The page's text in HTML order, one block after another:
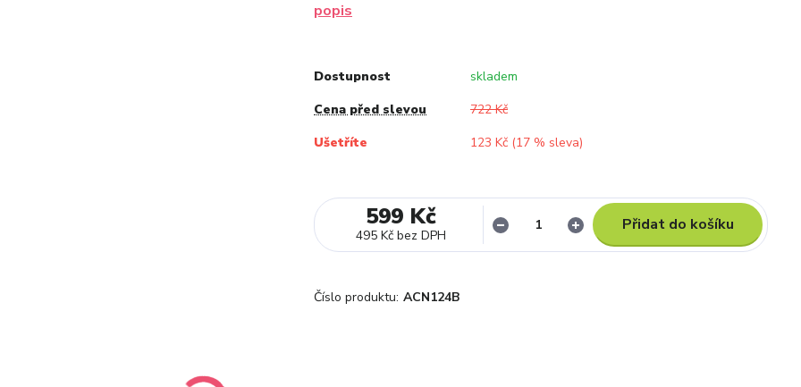
popis
Dostupnost
skladem
Cena před slevou
722 Kč
Ušetříte
123 Kč (17 % sleva)
599 Kč
495 Kč bez DPH
Přidat do košíku
Číslo produktu: ACN124B